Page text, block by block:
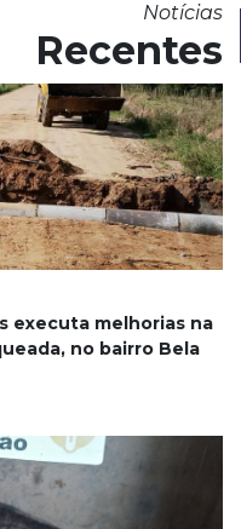
Notícias
Recentes
executa melhorias na
no bairro Bela